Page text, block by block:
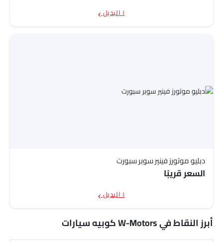
١ البديل
دبليو موتورز فينير سوبر سبورت
السعر قريبًا
١ البديل
أبرز النقاط في W-Motors كوبيه سيارات